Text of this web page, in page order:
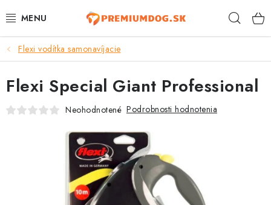
na
TOP 100 PRODUKTOV
NOVINKY
AKCIE
Flexi vodítka samonavíjacie
Flexi Special Giant Professional
Neohodnotené Podrobnosti hodnotenia